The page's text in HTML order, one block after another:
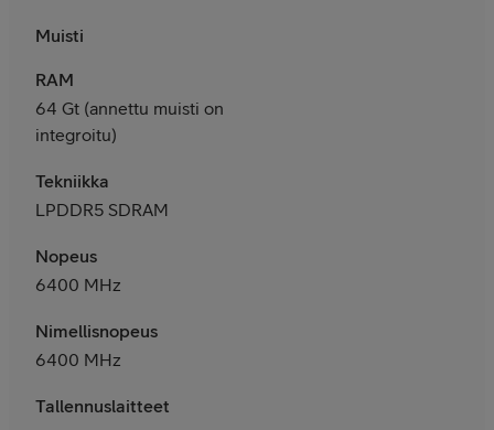
Muisti
RAM
64 Gt (annettu muisti on
integroitu)
Tekniikka
LPDDR5 SDRAM
Nopeus
6400 MHz
Nimellisnopeus
6400 MHz
Tallennuslaitteet